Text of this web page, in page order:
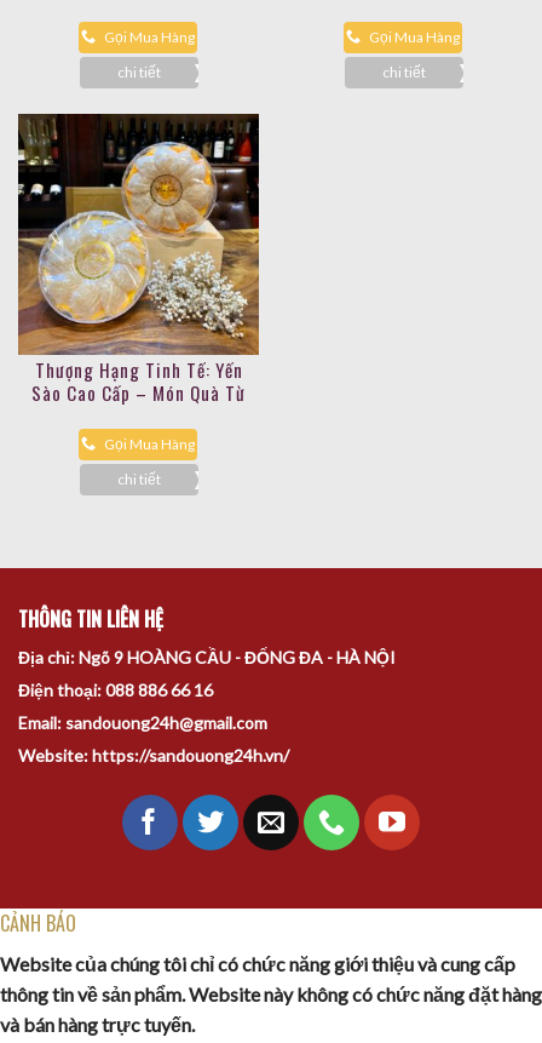
Gọi Mua Hàng
chi tiết
Gọi Mua Hàng
chi tiết
Thượng Hạng Tinh Tế: Yến
Sào Cao Cấp – Món Quà Từ
Gọi Mua Hàng
chi tiết
THÔNG TIN LIÊN HỆ
Địa chỉ: Ngõ 9 HOÀNG CẦU - ĐỐNG ĐA - HÀ NỘI
Điện thoại: 088 886 66 16
Email: sandouong24h@gmail.com
Website: https://sandouong24h.vn/
CẢNH BÁO
Website của chúng tôi chỉ có chức năng giới thiệu và cung cấp
thông tin về sản phẩm. Website này không có chức năng đặt hàng
và bán hàng trực tuyến.